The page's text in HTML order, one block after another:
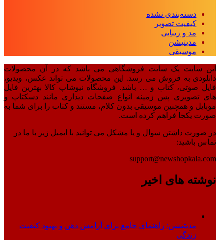
دسته‌بندی نشده
کیفیت تصویر
مد و زیبایی
مدیتیشن
موسیقی
این سایت یک سایت فروشگاهی می باشد که در آن محصولات
دانلودی به فروش می رسد. این محصولات می تواند عکس، ویدیو،
فایل صوتی، کتاب و … باشد. فروشگاه نیوشاپ کالا بهترین فایل
های تصویری پس زمینه انواع صفحات دیداری مانند دسکتاپ و
موبایل و همچنین موسیقی بدون کلام، مستند و کتاب را برای شما به
صورت یکجا فراهم کرده است.
در صورت داشتن سوال و یا مشکل می توانید با ایمیل زیر با ما در
تماس باشید:
support@newshopkala.com
نوشته های اخیر
مدیتیشن: راهنمای جامع برای آرامش ذهن و بهبود کیفیت
زندگی